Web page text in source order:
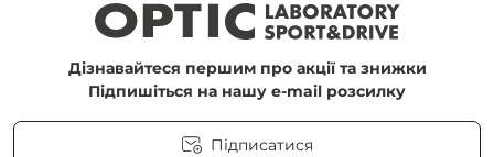
Дізнавайтеся першим про акції та знижки
Підпишіться на нашу e-mail розсилку
Підписатися